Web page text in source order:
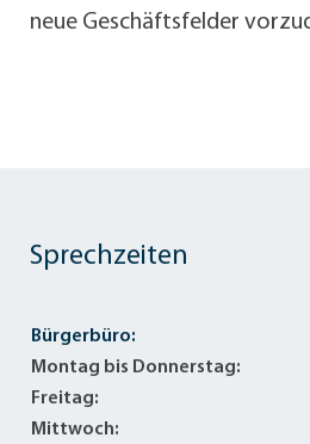
neue Geschäftsfelder
Sprechzeiten
Bürgerbüro:
Montag bis Donnerstag:
Freitag:
Mittwoch: